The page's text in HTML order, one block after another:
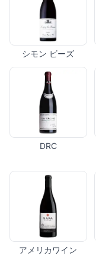
シモン ビーズ
DRC
アメリカワイン